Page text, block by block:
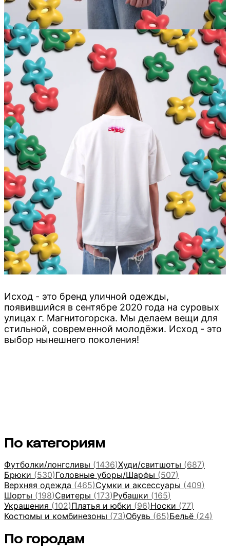
Исход - это бренд уличной одежды,
появившийся в сентябре 2020 года на суровых
улицах г. Магнитогорска. Мы делаем вещи для
стильной, современной молодёжи. Исход - это
выбор нынешнего поколения!
По категориям
Футболки/лонгсливы (1436)Худи/свитшоты (687)
Брюки (530)Головные уборы/Шарфы (507)
Верхняя одежда (465)Сумки и аксессуары (409)
Шорты (198)Свитеры (173)Рубашки (165)
Украшения (102)Платья и юбки (96)Носки (77)
Костюмы и комбинезоны (73)Обувь (65)Бельё (24)
По городам